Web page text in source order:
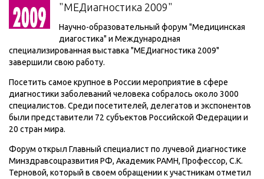
"МЕДиагностика 2009"
Научно-образовательный форум "Медицинская
диагостика" и Международная
специализированная выставка "МЕДиагностика 2009"
завершили свою работу.
Посетить самое крупное в России мероприятие в сфере
диагностики заболеваний человека собралось около 3000
специалистов. Среди посетителей, делегатов и экспонентов
были представители 72 субъектов Российской Федерации и
20 стран мира.
Форум открыл Главный специалист по лучевой диагностике
Минздравсоцразвития РФ, Академик РАМН, Профессор, С.К.
Терновой, который в своем обращении к участникам отметил